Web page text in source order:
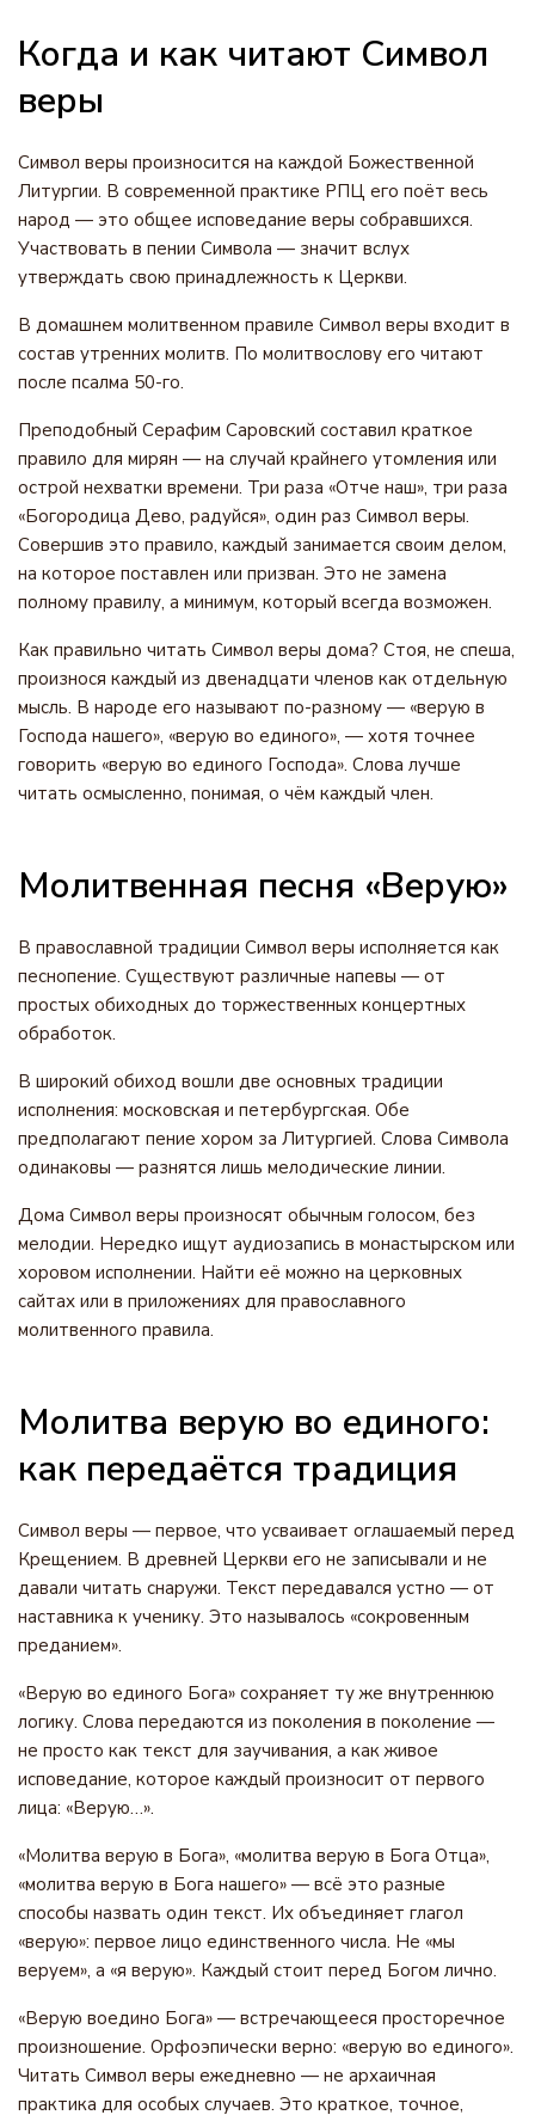
Когда и как читают Символ
веры
Символ веры произносится на каждой Божественной
Литургии. В современной практике РПЦ его поёт весь
народ — это общее исповедание веры собравшихся.
Участвовать в пении Символа — значит вслух
утверждать свою принадлежность к Церкви.
В домашнем молитвенном правиле Символ веры входит в
состав утренних молитв. По молитвослову его читают
после псалма 50-го.
Преподобный Серафим Саровский составил краткое
правило для мирян — на случай крайнего утомления или
острой нехватки времени. Три раза «Отче наш», три раза
«Богородица Дево, радуйся», один раз Символ веры.
Совершив это правило, каждый занимается своим делом,
на которое поставлен или призван. Это не замена
полному правилу, а минимум, который всегда возможен.
Как правильно читать Символ веры дома? Стоя, не спеша,
произнося каждый из двенадцати членов как отдельную
мысль. В народе его называют по-разному — «верую в
Господа нашего», «верую во единого», — хотя точнее
говорить «верую во единого Господа». Слова лучше
читать осмысленно, понимая, о чём каждый член.
Молитвенная песня «Верую»
В православной традиции Символ веры исполняется как
песнопение. Существуют различные напевы — от
простых обиходных до торжественных концертных
обработок.
В широкий обиход вошли две основных традиции
исполнения: московская и петербургская. Обе
предполагают пение хором за Литургией. Слова Символа
одинаковы — разнятся лишь мелодические линии.
Дома Символ веры произносят обычным голосом, без
мелодии. Нередко ищут аудиозапись в монастырском или
хоровом исполнении. Найти её можно на церковных
сайтах или в приложениях для православного
молитвенного правила.
Молитва верую во единого:
как передаётся традиция
Символ веры — первое, что усваивает оглашаемый перед
Крещением. В древней Церкви его не записывали и не
давали читать снаружи. Текст передавался устно — от
наставника к ученику. Это называлось «сокровенным
преданием».
«Верую во единого Бога» сохраняет ту же внутреннюю
логику. Слова передаются из поколения в поколение —
не просто как текст для заучивания, а как живое
исповедание, которое каждый произносит от первого
лица: «Верую…».
«Молитва верую в Бога», «молитва верую в Бога Отца»,
«молитва верую в Бога нашего» — всё это разные
способы назвать один текст. Их объединяет глагол
«верую»: первое лицо единственного числа. Не «мы
веруем», а «я верую». Каждый стоит перед Богом лично.
«Верую воедино Бога» — встречающееся просторечное
произношение. Орфоэпически верно: «верую во единого».
Читать Символ веры ежедневно — не архаичная
практика для особых случаев. Это краткое, точное,